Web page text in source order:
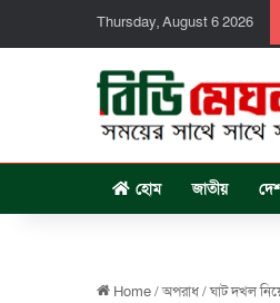
Thursday, August 6 2026
হোম জাতীয়
Home/অপরাধ/ঘাট দখল